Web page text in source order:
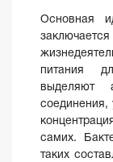
Основная
питания
выделяют
соединения,
самих.
таких